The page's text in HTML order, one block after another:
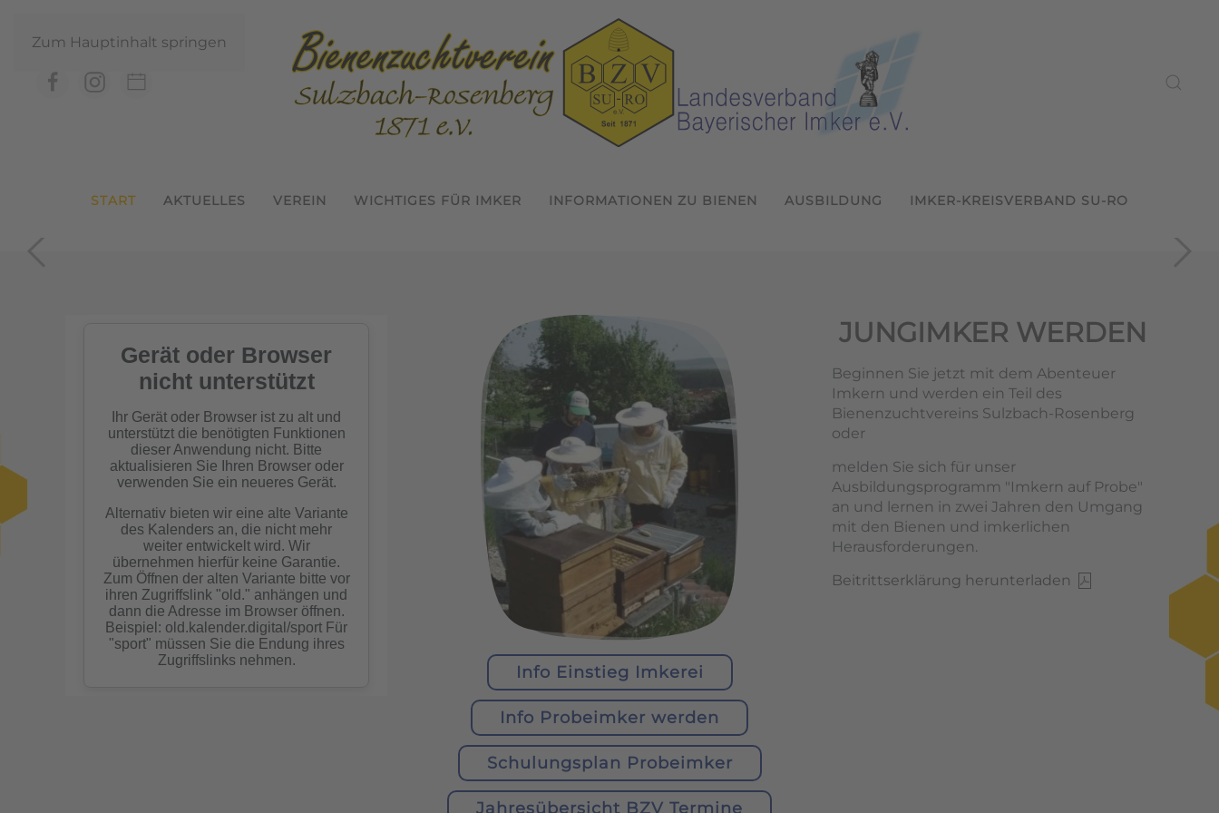
Zum Hauptinhalt springen
START AKTUELLES VEREIN WICHTIGES FÜR IMKER INFORMATIONEN ZU BIENEN AUSBILDUNG IMKER-KREISVERBAND SU-RO
In der Gemeinschaft Imkern
Info Einstieg Imkerei
Info Probeimker werden
Schulungsplan Probeimker
Jahresübersicht BZV Termine
JUNGIMKER WERDEN
Beginnen Sie jetzt mit dem Abenteuer
Imkern und werden ein Teil des
Bienenzuchtvereins Sulzbach-Rosenberg
oder
melden Sie sich für unser
Ausbildungsprogramm "Imkern auf Probe"
an und lernen in zwei Jahren den Umgang
mit den Bienen und imkerlichen
Herausforderungen.
Beitrittserklärung herunterladen